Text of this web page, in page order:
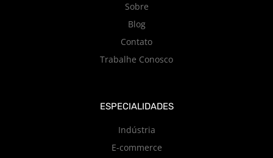
Sobre
Blog
Contato
Trabalhe Conosco
ESPECIALIDADES
Indústria
E-commerce